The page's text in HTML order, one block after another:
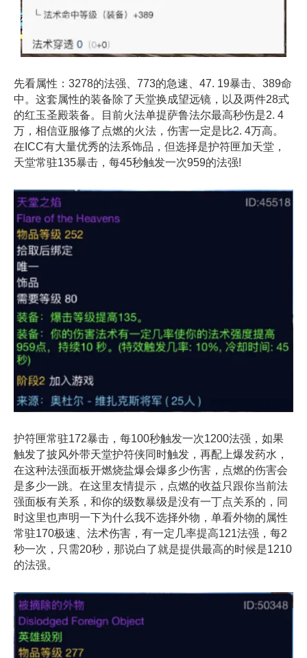
先看属性：3278的法强、773的急速、47. 19暴击、389命
中。这套属性的装备除了天堂换成望远镜，以及两件28式
的红玉圣殿装备。目前火法单提萨鲁法尔最高秒伤是2. 4
万，相信亚服修了点燃的火法，伤害一定是比2. 4万高。
在ICC有大量优秀的法系饰品，但选择是护符匣加天堂，
天堂常驻135暴击，每45秒触发一次959的法强!
护符匣常驻172暴击，每100秒触发一次1200法强，如果
触发了披风外带天堂护符侠同时触发，再配上爆发药水，
在这种法强面板开燃烧盐爆会爆多少伤害，点燃的伤害会
是多少一跳。在这里友情提示，点燃的收益只跟你当前法
强面板有关系，和你的级数暴级是没有一丁点关系的，同
时这里也声明一下为什么我不选择外物，单看外物的属性
常驻170极速、法术伤害，有一定几率提高121法强，每2
秒一次，只需20秒，那说白了就是提供最高的时候是1210
的法强。